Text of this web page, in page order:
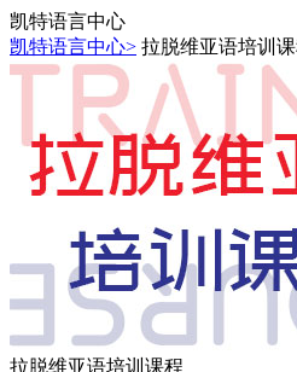
凯特语言中心
凯特语言中心> 拉脱维亚语培训
拉脱维亚语培训课程